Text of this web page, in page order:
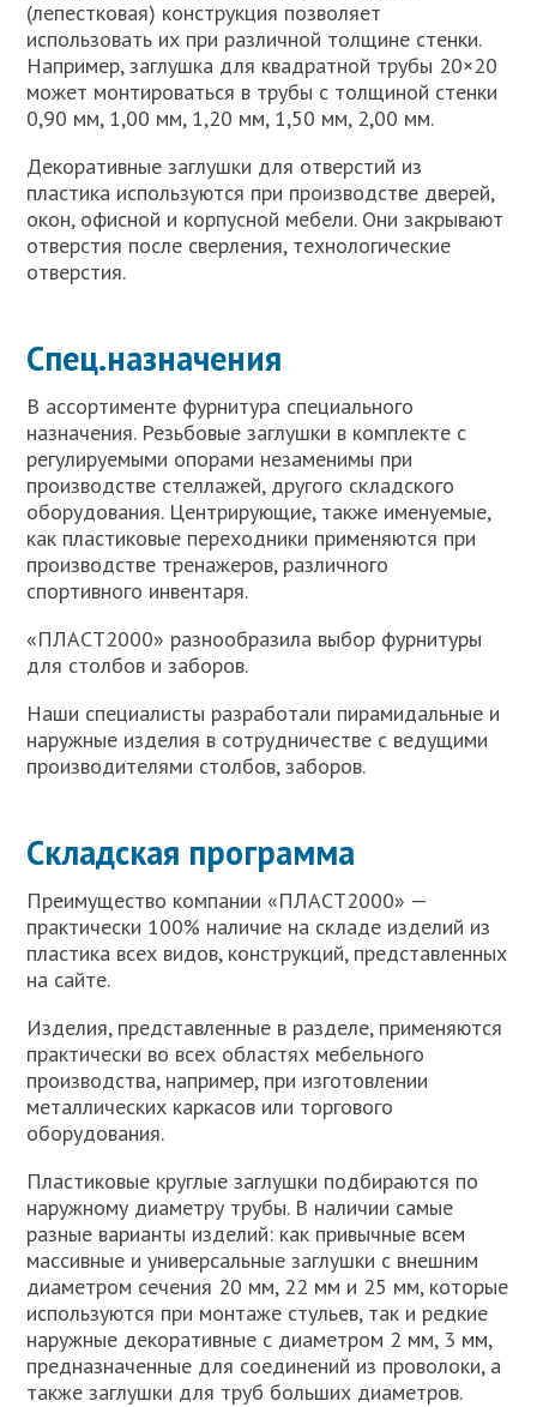
(лепестковая) конструкция позволяет
использовать их при различной толщине стенки.
Например, заглушка для квадратной трубы 20×20
может монтироваться в трубы с толщиной стенки
0,90 мм, 1,00 мм, 1,20 мм, 1,50 мм, 2,00 мм.
Декоративные заглушки для отверстий из
пластика используются при производстве дверей,
окон, офисной и корпусной мебели. Они закрывают
отверстия после сверления, технологические
отверстия.
Спец.назначения
В ассортименте фурнитура специального
назначения. Резьбовые заглушки в комплекте с
регулируемыми опорами незаменимы при
производстве стеллажей, другого складского
оборудования. Центрирующие, также именуемые,
как пластиковые переходники применяются при
производстве тренажеров, различного
спортивного инвентаря.
«ПЛАСТ2000» разнообразила выбор фурнитуры
для столбов и заборов.
Наши специалисты разработали пирамидальные и
наружные изделия в сотрудничестве с ведущими
производителями столбов, заборов.
Складская программа
Преимущество компании «ПЛАСТ2000» —
практически 100% наличие на складе изделий из
пластика всех видов, конструкций, представленных
на сайте.
Изделия, представленные в разделе, применяются
практически во всех областях мебельного
производства, например, при изготовлении
металлических каркасов или торгового
оборудования.
Пластиковые круглые заглушки подбираются по
наружному диаметру трубы. В наличии самые
разные варианты изделий: как привычные всем
массивные и универсальные заглушки с внешним
диаметром сечения 20 мм, 22 мм и 25 мм, которые
используются при монтаже стульев, так и редкие
наружные декоративные с диаметром 2 мм, 3 мм,
предназначенные для соединений из проволоки, а
также заглушки для труб больших диаметров.